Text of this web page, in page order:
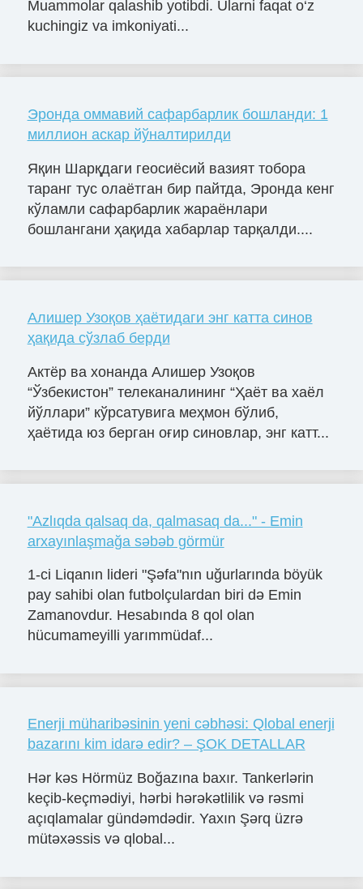
Muammolar qalashib yotibdi. Ularni faqat o‘z
kuchingiz va imkoniyati...
Эронда оммавий сафарбарлик бошланди: 1
миллион аскар йўналтирилди
Яқин Шарқдаги геосиёсий вазият тобора
таранг тус олаётган бир пайтда, Эронда кенг
кўламли сафарбарлик жараёнлари
бошлангани ҳақида хабарлар тарқалди....
Алишер Узоқов ҳаётидаги энг катта синов
ҳақида сўзлаб берди
Актёр ва хонанда Алишер Узоқов
“Ўзбекистон” телеканалининг “Ҳаёт ва хаёл
йўллари” кўрсатувига меҳмон бўлиб,
ҳаётида юз берган оғир синовлар, энг катт...
"Azlıqda qalsaq da, qalmasaq da..." - Emin
arxayınlaşmağa səbəb görmür
1-ci Liqanın lideri "Şəfa"nın uğurlarında böyük
pay sahibi olan futbolçulardan biri də Emin
Zamanovdur. Hesabında 8 qol olan
hücumameyilli yarımmüdaf...
Enerji müharibəsinin yeni cəbhəsi: Qlobal enerji
bazarını kim idarə edir? – ŞOK DETALLAR
Hər kəs Hörmüz Boğazına baxır. Tankerlərin
keçib-keçmədiyi, hərbi hərəkətlilik və rəsmi
açıqlamalar gündəmdədir. Yaxın Şərq üzrə
mütəxəssis və qlobal...